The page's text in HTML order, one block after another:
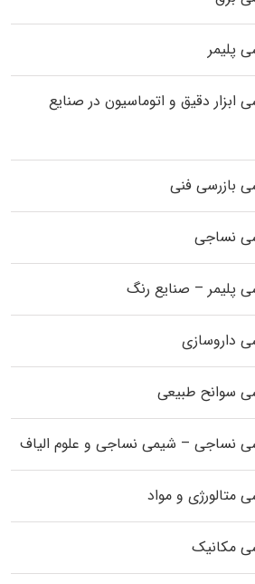
پلیمر
ابزار دقیق و اتوماسیون در صنایع
بازرسی فنی
نساجی
پلیمر – صنایع رنگ
داروسازی
سوانح طبیعی
نساجی – شیمی نساجی و علوم الیاف
متالورژی و مواد
مکانیک